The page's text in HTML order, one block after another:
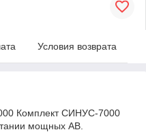
Условия возврата
Комплект СИНУС-7000
мощных АВ.